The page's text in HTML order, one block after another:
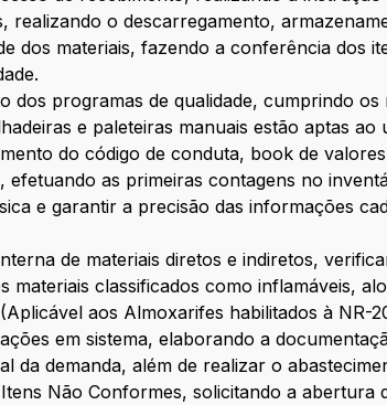
realizando o descarregamento,
dos materiais, fazendo a conferência dos
dos programas de qualidade, cumprindo
e paleteiras manuais estão aptas
do código de conduta, book de
efetuando as primeiras contagens no
e garantir a precisão das informações
de materiais diretos e indiretos,
materiais classificados como inflamáveis,
aos Almoxarifes habilitados à
em sistema, elaborando a
da demanda, além de realizar o
Não Conformes, solicitando a